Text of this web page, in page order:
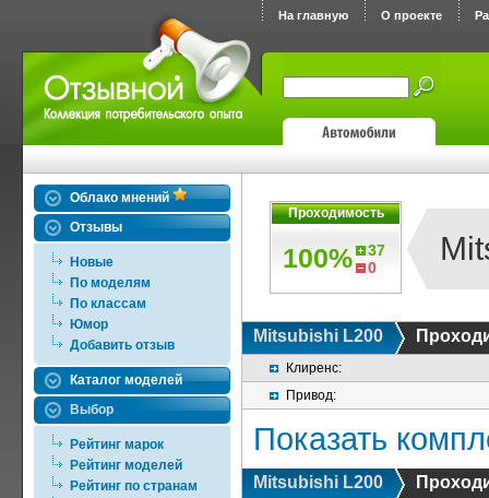
На главную О проекте
Облако мнений
Отзывы
Новые
По моделям
По классам
Юмор
Добавить отзыв
Каталог моделей
Выбор
Рейтинг марок
Рейтинг моделей
Рейтинг по странам
Проходимость
100%
37
0
Mitsubishi L200
Клиренс:
Привод:
Показать
Mitsubishi L200